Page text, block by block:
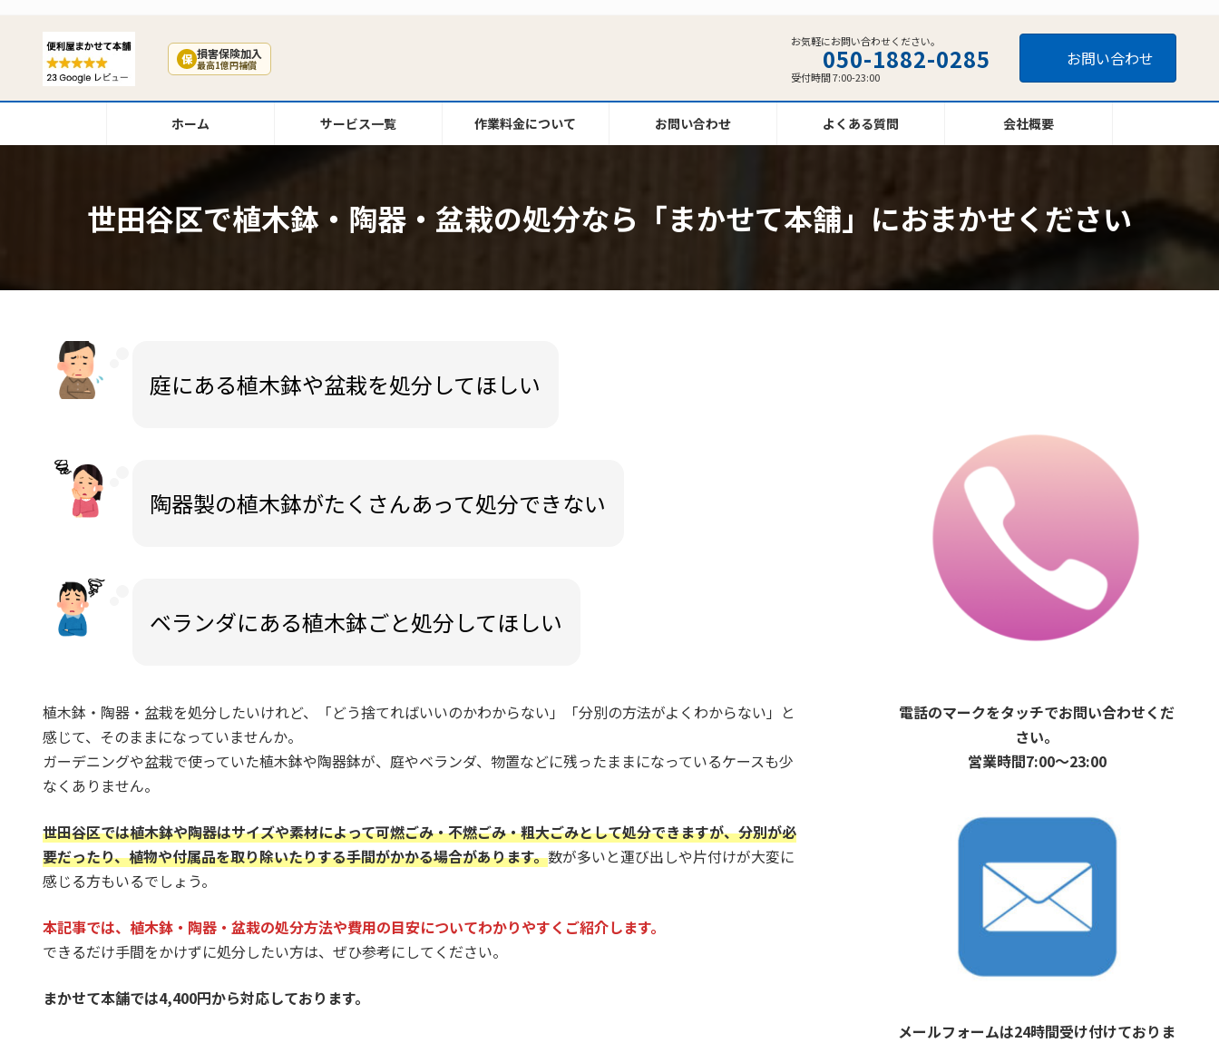
ツ
ス
シ
ン
保 損害保険加入
最高1億円補償
お気軽にお問い合わせください。
050-1882-0285
受付時間 7:00-23:00
お問い合わせ
ホーム サービス一覧 作業料金について お問い合わせ よくある質問 会社概要
世田谷区で植木鉢・陶器・盆栽の処分なら「まかせて本舗」におまかせください
庭にある植木鉢や盆栽を処分してほしい
陶器製の植木鉢がたくさんあって処分できない
ベランダにある植木鉢ごと処分してほしい
植木鉢・陶器・盆栽を処分したいけれど、「どう捨てればいいのかわからない」「分別の方法がよくわからない」と
感じて、そのままになっていませんか。
ガーデニングや盆栽で使っていた植木鉢や陶器鉢が、庭やベランダ、物置などに残ったままになっているケースも少
なくありません。
世田谷区では植木鉢や陶器はサイズや素材によって可燃ごみ・不燃ごみ・粗大ごみとして処分できますが、分別が必
要だったり、植物や付属品を取り除いたりする手間がかかる場合があります。数が多いと運び出しや片付けが大変に
感じる方もいるでしょう。
本記事では、植木鉢・陶器・盆栽の処分方法や費用の目安についてわかりやすくご紹介します。
できるだけ手間をかけずに処分したい方は、ぜひ参考にしてください。
まかせて本舗では4,400円から対応しております。
電話のマークをタッチでお問い合わせくだ
さい。
営業時間7:00〜23:00
メールフォームは24時間受け付けておりま